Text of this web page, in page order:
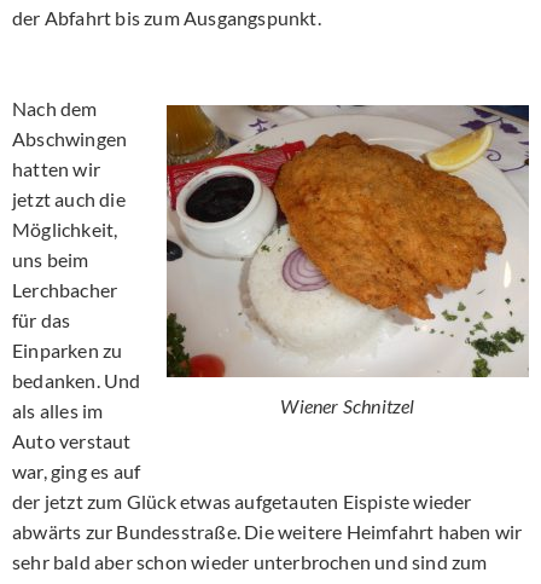
der Abfahrt bis zum Ausgangspunkt.
Wiener Schnitzel
Nach dem
Abschwingen
hatten wir
jetzt auch die
Möglichkeit,
uns beim
Lerchbacher
für das
Einparken zu
bedanken. Und
als alles im
Auto verstaut
war, ging es auf
der jetzt zum Glück etwas aufgetauten Eispiste wieder
abwärts zur Bundesstraße. Die weitere Heimfahrt haben wir
sehr bald aber schon wieder unterbrochen und sind zum